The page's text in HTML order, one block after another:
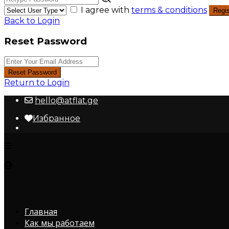
I agree with terms & conditions
Back to Login
Reset Password
Reset Password
Return to Login
hello@atflat.ge
Избранное
Главная
Как мы работаем